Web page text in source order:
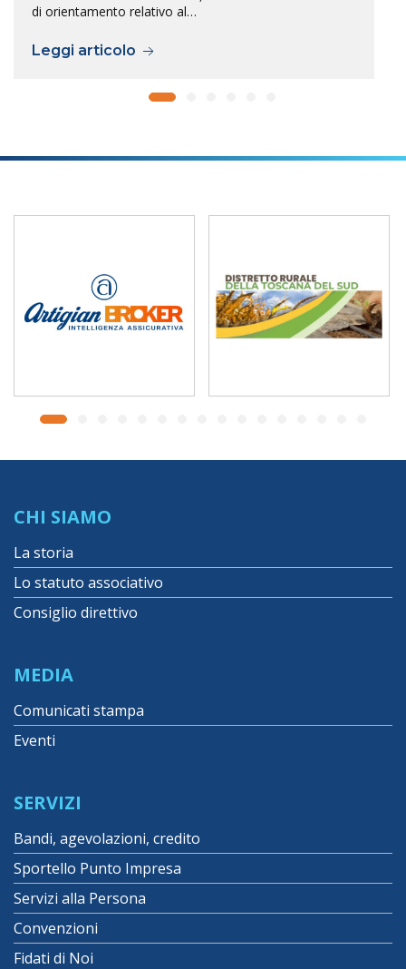
di orientamento relativo al…
Leggi articolo
CHI SIAMO
La storia
Lo statuto associativo
Consiglio direttivo
MEDIA
Comunicati stampa
Eventi
SERVIZI
Bandi, agevolazioni, credito
Sportello Punto Impresa
Servizi alla Persona
Convenzioni
Fidati di Noi